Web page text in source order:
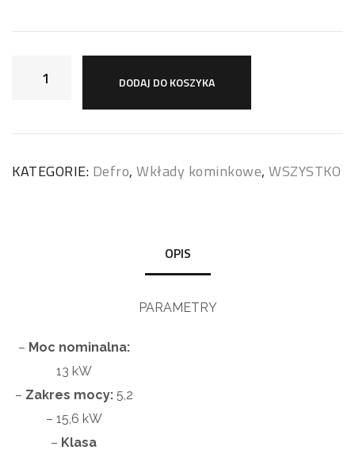
DODAJ DO KOSZYKA
KATEGORIE: Defro, Wkłady kominkowe, WSZYSTKO
OPIS
PARAMETRY
– Moc nominalna:
13 kW
– Zakres mocy: 5,2
– 15,6 kW
– Klasa